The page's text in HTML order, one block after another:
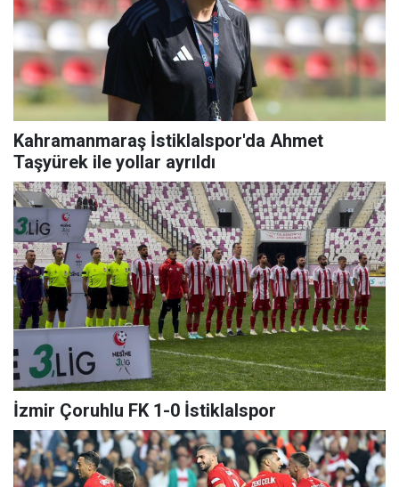
Kahramanmaraş İstiklalspor'da Ahmet
Taşyürek ile yollar ayrıldı
İzmir Çoruhlu FK 1-0 İstiklalspor